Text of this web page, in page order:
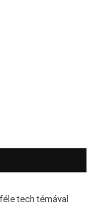
tech témával